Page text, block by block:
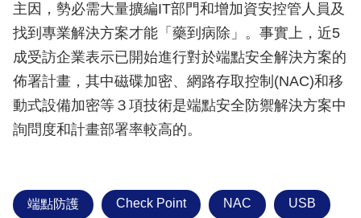
主因，勢必需大量擴編IT部門和增加資安控管人員及
找到專業解決方案才能「藥到病除」。事實上，近5
成受訪企業表示已開始進行對於端點安全解決方案的
佈署計畫，其中磁碟加密、網路存取控制(NAC)和移
動式設備加密等３項技術是端點安全防禦解決方案中
詢問度和計畫部署率較高的。
端點防護 Check Point NAC USB